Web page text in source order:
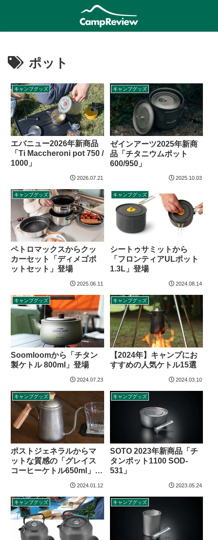
ポット
キャンプグッズ
エバニュー2026年新商品
「Ti Maccheroni pot 750 /
1000」
2026.07.21
キャンプグッズ
ゼインアーツ2025年新商
品「チタニウムポット
600/950」
2025.10.03
キャンプグッズ
ペトロマックスからクッ
カーセット「ディメゴポ
ットセット」登場
2025.06.11
キャンプグッズ
シートゥサミットから
「フロンティアULポット
1.3L」登場
2024.08.14
キャンプグッズ
Soomloomから「チタン
製ケトル 800ml」登場
2024.07.23
キャンプグッズ
【2024年】キャンプにお
すすめの人気ケトル15選
2024.03.10
キャンプグッズ
ポストジェネラルからマ
ットな質感の「グレイス
コーヒーケトル650ml」登
2024.01.12
キャンプグッズ
SOTO 2023年新商品「チ
タンポット1100 SOD-
531」
2023.05.24
キャンプグッズ キャンプグッズ